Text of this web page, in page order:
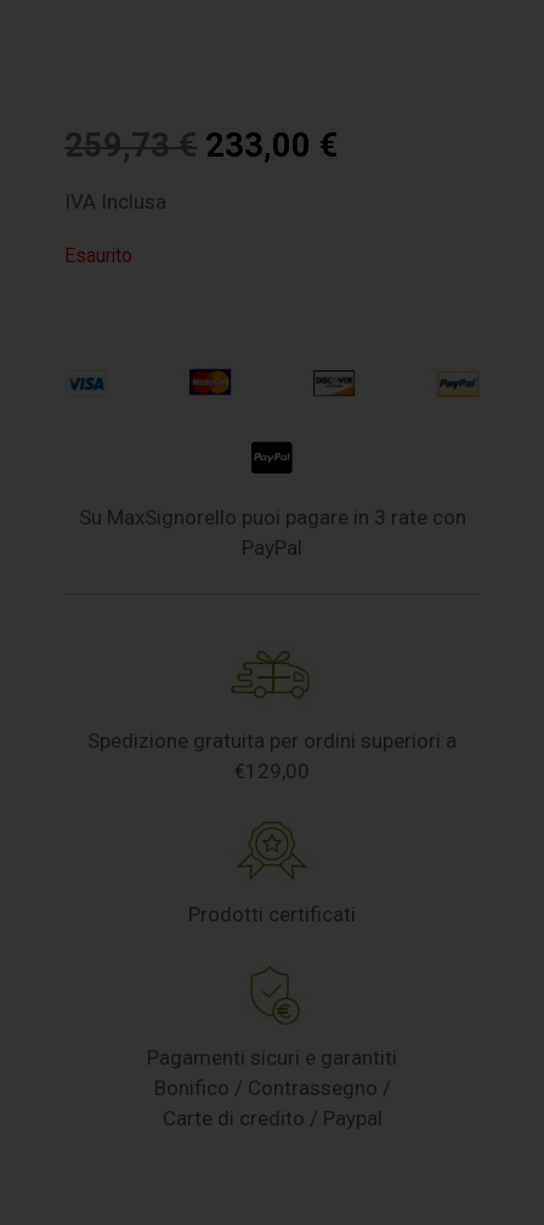
259,73€ 233,00 €
IVA Inclusa
Esaurito
Su MaxSignorello puoi pagare in 3 rate con
PayPal
Spedizione gratuita per ordini superiori a
€129,00
Prodotti certificati
Pagamenti sicuri e garantiti
Bonifico / Contrassegno /
Carte di credito / Paypal